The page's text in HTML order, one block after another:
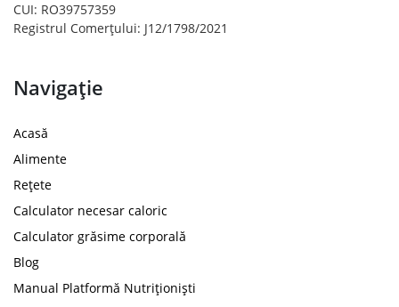
CUI: RO39757359
Registrul Comerțului: J12/1798/2021
Navigație
Acasă
Alimente
Rețete
Calculator necesar caloric
Calculator grăsime corporală
Blog
Manual Platformă Nutriționiști